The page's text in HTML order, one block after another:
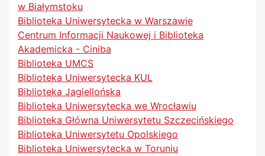
w Białymstoku
Biblioteka Uniwersytecka w Warszawie
Centrum Informacji Naukowej i Biblioteka
Akademicka - Ciniba
Biblioteka UMCS
Biblioteka Uniwersytecka KUL
Biblioteka Jagiellońska
Biblioteka Uniwersytecka we Wrocławiu
Biblioteka Główna Uniwersytetu Szczecińskiego
Biblioteka Uniwersytetu Opolskiego
Biblioteka Uniwersytecka w Toruniu